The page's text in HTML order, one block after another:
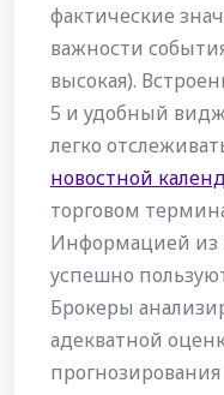
фактические
важности
высокая).
5 и удобный
легко
новостной
торговом
Информацией из
успешно
Брокеры
адекватной